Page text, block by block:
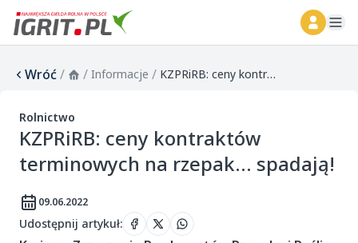
Wróć/ / Informacje / KZPRiRB: ceny kontraktów terminowych na rzepak... spadają!
Rolnictwo
KZPRiRB: ceny kontraktów
terminowych na rzepak... spadają!
09.06.2022
Udostępnij artykuł: